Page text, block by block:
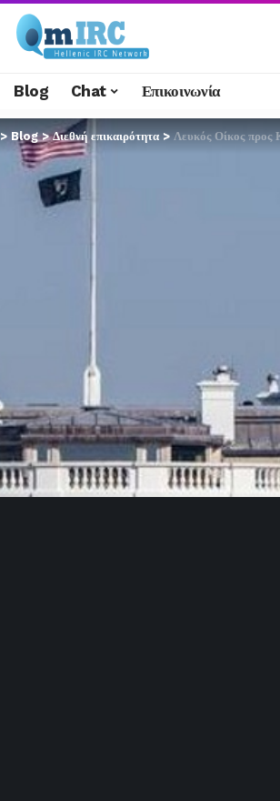
Blog Chat Επικοινωνία
>Blog>Διεθνή επικαιρότητα> Λευκός Οίκος προς